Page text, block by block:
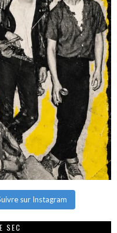
sur Instagram
SEC